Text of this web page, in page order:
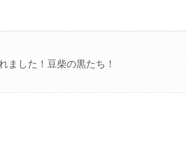
ました！豆柴の黒たち！